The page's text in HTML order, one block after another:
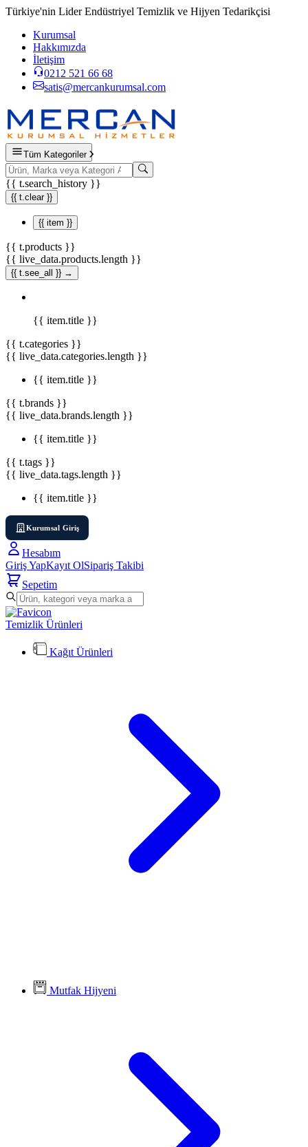
Türkiye'nin Lider Endüstriyel Temizlik ve Hijyen Tedarikçisi
Kurumsal
Hakkımızda
İletişim
0212 521 66 68
satis@mercankurumsal.com
Tüm Kategoriler
{{ t.search_history }}
{{ t.clear }}
{{ item }}
{{ t.products }}
{{ live_data.products.length }}
{{ t.see_all }} →
{{ item.title }}
{{ t.categories }}
{{ live_data.categories.length }}
{{ item.title }}
{{ t.brands }}
{{ live_data.brands.length }}
{{ item.title }}
{{ t.tags }}
{{ live_data.tags.length }}
{{ item.title }}
Kurumsal Giriş
Hesabım
Giriş YapKayıt OlSipariş Takibi
Sepetim
Temizlik Ürünleri
Kağıt Ürünleri
Mutfak Hijyeni